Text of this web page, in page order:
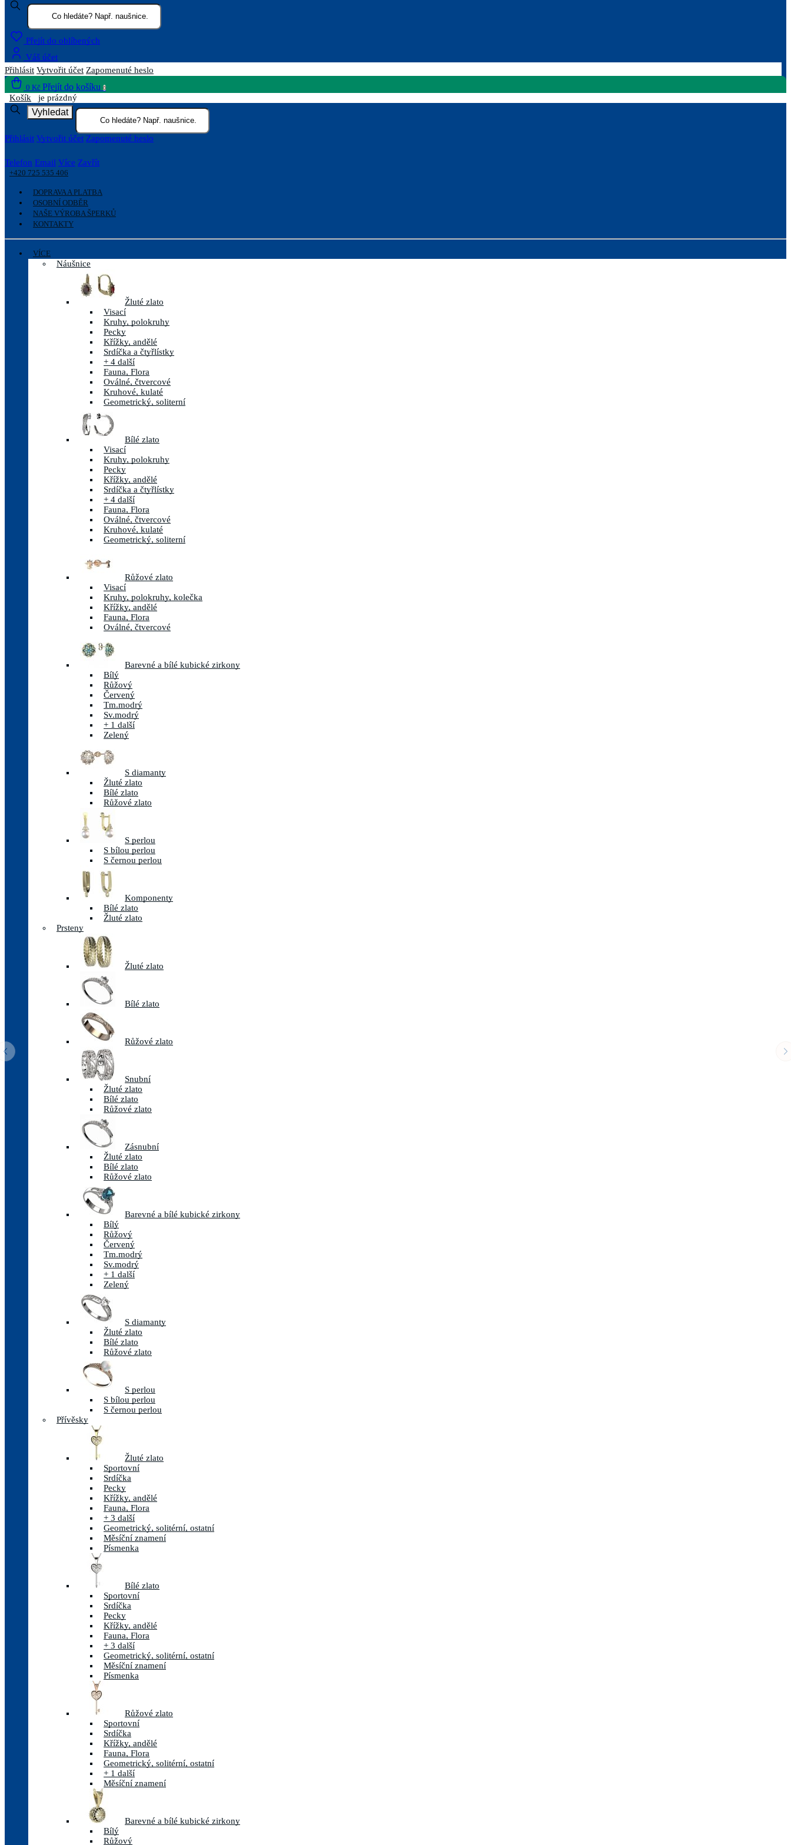
Přejít do oblíbených
Váš účet
Přihlásit Vytvořit účet Zapomenuté heslo
0 Kč Přejít do košíku 0
Košík je prázdný
Vyhledat
Přihlásit Vytvořit účet Zapomenuté heslo
Telefon Email Více Zavřít
+420 725 535 406
DOPRAVA A PLATBA
OSOBNÍ ODBĚR
NAŠE VÝROBA ŠPERKŮ
KONTAKTY
VÍCE
Náušnice
Žluté zlato
Visací
Kruhy, polokruhy
Pecky
Křížky, andělé
Srdíčka a čtyřlístky
+ 4 další
Fauna, Flora
Oválné, čtvercové
Kruhové, kulaté
Geometrický, soliterní
Bílé zlato
Visací
Kruhy, polokruhy
Pecky
Křížky, andělé
Srdíčka a čtyřlístky
+ 4 další
Fauna, Flora
Oválné, čtvercové
Kruhové, kulaté
Geometrický, soliterní
Růžové zlato
Visací
Kruhy, polokruhy, kolečka
Křížky, andělé
Fauna, Flora
Oválné, čtvercové
Barevné a bílé kubické zirkony
Bílý
Růžový
Červený
Tm.modrý
Sv.modrý
+ 1 další
Zelený
S diamanty
Žluté zlato
Bílé zlato
Růžové zlato
S perlou
S bílou perlou
S černou perlou
Komponenty
Bílé zlato
Žluté zlato
Prsteny
Žluté zlato
Bílé zlato
Růžové zlato
Snubní
Žluté zlato
Bílé zlato
Růžové zlato
Zásnubní
Žluté zlato
Bílé zlato
Růžové zlato
Barevné a bílé kubické zirkony
Bílý
Růžový
Červený
Tm.modrý
Sv.modrý
+ 1 další
Zelený
S diamanty
Žluté zlato
Bílé zlato
Růžové zlato
S perlou
S bílou perlou
S černou perlou
Přívěsky
Žluté zlato
Sportovní
Srdíčka
Pecky
Křížky, andělé
Fauna, Flora
+ 3 další
Geometrický, solitérní, ostatní
Měsíční znamení
Písmenka
Bílé zlato
Sportovní
Srdíčka
Pecky
Křížky, andělé
Fauna, Flora
+ 3 další
Geometrický, solitérní, ostatní
Měsíční znamení
Písmenka
Růžové zlato
Sportovní
Srdíčka
Křížky, andělé
Fauna, Flora
Geometrický, solitérní, ostatní
+ 1 další
Měsíční znamení
Barevné a bílé kubické zirkony
Bílý
Růžový